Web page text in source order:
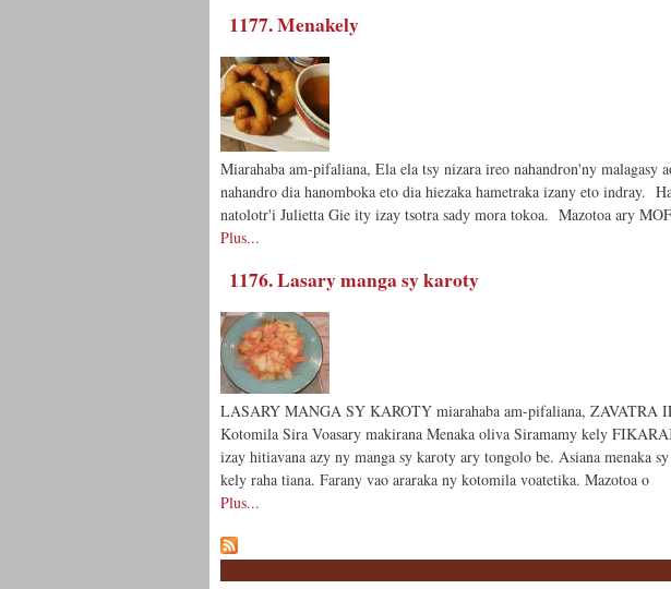
1177. Menakely
Miarahaba am-pifaliana, Ela ela tsy nizara ireo nahandron'ny malagasy
nahandro dia hanomboka eto dia hiezaka hametraka izany eto indray.
natolotr'i Julietta Gie ity izay tsotra sady mora tokoa. Mazotoa ary
Plus...
1176. Lasary manga sy karoty
LASARY MANGA SY KAROTY miarahaba am-pifaliana, ZAVATRA
Kotomila Sira Voasary makirana Menaka oliva Siramamy kely
izay hitiavana azy ny manga sy karoty ary tongolo be. Asiana menaka
kely raha tiana. Farany vao araraka ny kotomila voatetika. Mazotoa o
Plus...